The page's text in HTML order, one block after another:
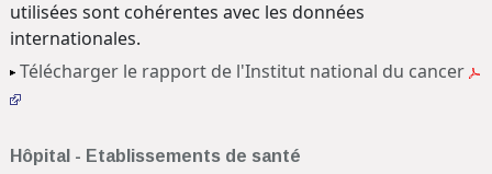
utilisées sont cohérentes avec les données
internationales.
Télécharger le rapport de l'Institut national du cancer
Hôpital - Etablissements de santé